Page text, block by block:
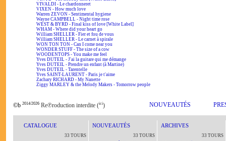
VIVALDI - Le chardonneret
VIXEN - How much love
Warren ZEVON - Sentimental hygiene
Wayne CAMPBELL - Night time rose
WEST & BYRD - Final kiss of love [White Label]
WHAM - Where did your heart go
William SHELLER - Fier et fou de vous
William SHELLER - Le carnet à spirale
WON TON TON - Can I come near you
WONDER STUFF - The size of a cow
WOODENTOPS - You make me feel
Yves DUTEIL - J'ai la guitare qui me démange
Yves DUTEIL - Prendre un enfant (à Martine)
Yves DUTEIL - Tarentelle
Yves SAINT-LAURENT - Paris je t'aime
Zachary RICHARD - My Nanette
Ziggy MARLEY & the Melody Makers - Tomorrow people
©b 2014/2026 Re℗roduction interdite (ici) NOUVEAUTÉS
CATALOGUE
33 TOURS
NOUVEAUTÉS
33 TOURS
ARCHIVES
33 TOURS